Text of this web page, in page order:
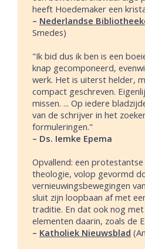
heeft Hoedemaker een
– Nederlandse
Smedes)
"Ik bid dus ik ben is een
knap gecomponeerd,
werk. Het is uiterst helder,
compact geschreven.
missen. ... Op iedere
van de schrijver in het
formuleringen."
– Ds. Iemke Epema
Opvallend: een
theologie, volop gevormd
vernieuwingsbewegingen
sluit zijn loopbaan af met
traditie. En dat ook nog
elementen daarin, zoals de
– Katholiek Nieuwsblad